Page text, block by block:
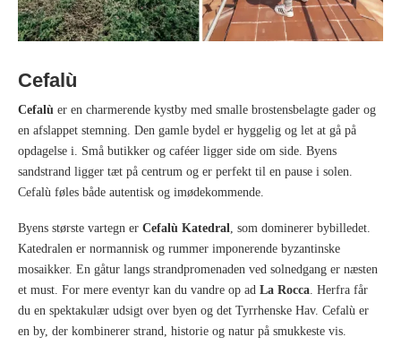
Cefalù
Cefalù er en charmerende kystby med smalle brostensbelagte gader og
en afslappet stemning. Den gamle bydel er hyggelig og let at gå på
opdagelse i. Små butikker og caféer ligger side om side. Byens
sandstrand ligger tæt på centrum og er perfekt til en pause i solen.
Cefalù føles både autentisk og imødekommende.
Byens største vartegn er Cefalù Katedral, som dominerer bybilledet.
Katedralen er normannisk og rummer imponerende byzantinske
mosaikker. En gåtur langs strandpromenaden ved solnedgang er næsten
et must. For mere eventyr kan du vandre op ad La Rocca. Herfra får
du en spektakulær udsigt over byen og det Tyrrhenske Hav. Cefalù er
en by, der kombinerer strand, historie og natur på smukkeste vis.